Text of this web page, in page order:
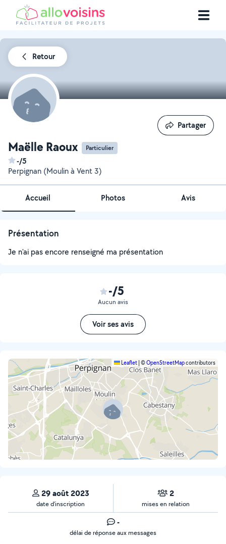
Retour
Maëlle Raoux Particulier
-/5
Perpignan (Moulin à Vent 3)
Partager
Partager
Accueil Photos Avis
Présentation
Je n'ai pas encore renseigné ma présentation
-/5
Aucun avis
Voir ses avis
Leaflet ©OpenStreetMapcontributors
29 août 2023
date d’inscription
2
mises en relation
-
délai de réponse aux messages